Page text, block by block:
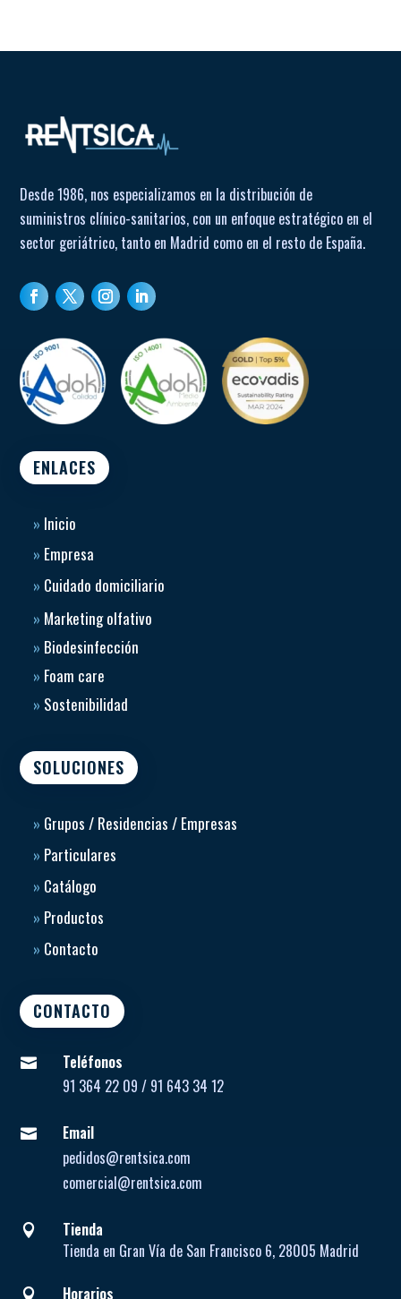
Desde 1986, nos especializamos en la distribución de
suministros clínico-sanitarios, con un enfoque estratégico en el
sector geriátrico, tanto en Madrid como en el resto de España.
ENLACES
» Inicio
» Empresa
» Cuidado domiciliario
» Marketing olfativo
» Biodesinfección
» Foam care
» Sostenibilidad
SOLUCIONES
» Grupos / Residencias / Empresas
» Particulares
» Catálogo
» Productos
» Contacto
CONTACTO

Teléfonos
91 364 22 09 / 91 643 34 12

Email
pedidos@rentsica.com
comercial@rentsica.com

Tienda
Tienda en Gran Vía de San Francisco 6, 28005 Madrid
 Horarios